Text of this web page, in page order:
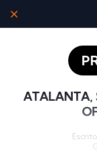
ATALANTA,